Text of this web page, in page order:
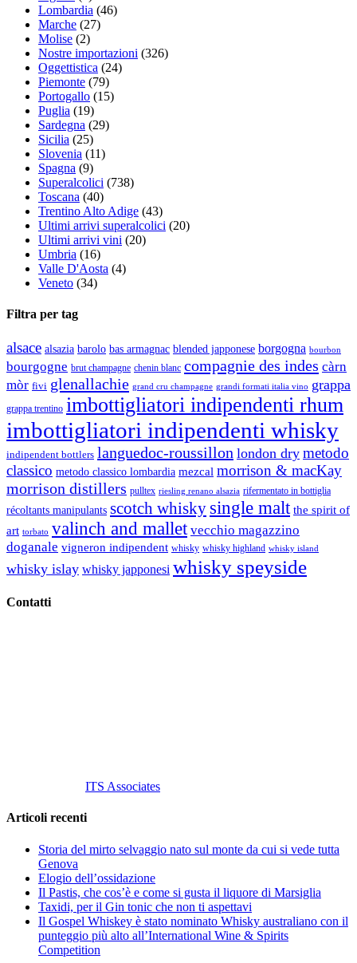
Lombardia (46)
Marche (27)
Molise (2)
Nostre importazioni (326)
Oggettistica (24)
Piemonte (79)
Portogallo (15)
Puglia (19)
Sardegna (29)
Sicilia (25)
Slovenia (11)
Spagna (9)
Superalcolici (738)
Toscana (40)
Trentino Alto Adige (43)
Ultimi arrivi superalcolici (20)
Ultimi arrivi vini (20)
Umbria (16)
Valle D'Aosta (4)
Veneto (34)
Filtra per tag
alsace alsazia barolo bas armagnac blended japponese borgogna bourbon
bourgogne brut champagne chenin blanc compagnie des indes càrn
mòr fivi glenallachie grand cru champagne grandi formati italia vino grappa
grappa trentino imbottigliatori indipendenti rhum
imbottigliatori indipendenti whisky
indipendent bottlers languedoc-roussillon london dry metodo
classico metodo classico lombardia mezcal morrison & macKay
morrison distillers pulltex riesling renano alsazia rifermentato in bottiglia
récoltants manipulants scotch whisky single malt the spirit of
art torbato valinch and mallet vecchio magazzino
doganale vigneron indipendent whisky whisky highland whisky island
whisky islay whisky japponesi whisky speyside
Contatti
ITS Associates
Articoli recenti
Storia del mirto selvaggio nato sul monte da cui si vede tutta
Genova
Elogio dell’ossidazione
Il Pastis, che cos’è e come si gusta il liquore di Marsiglia
Taxidi, per il Gin tonic che non ti aspettavi
Il Gospel Whiskey è stato nominato Whisky australiano con il
punteggio più alto all’International Wine & Spirits
Competition